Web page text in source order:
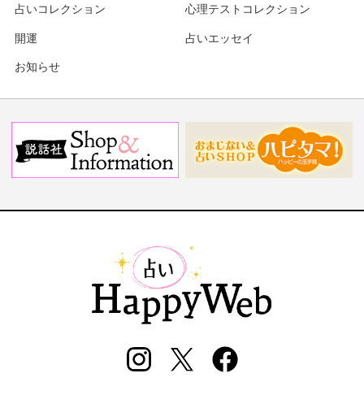
占いコレクション 心理テストコレクション
開運 占いエッセイ
お知らせ